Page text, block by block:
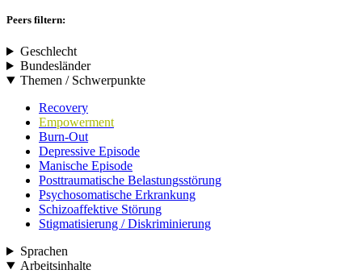
Peers filtern:
Geschlecht
Bundesländer
Themen / Schwerpunkte
Recovery
Empowerment
Burn-Out
Depressive Episode
Manische Episode
Posttraumatische Belastungsstörung
Psychosomatische Erkrankung
Schizoaffektive Störung
Stigmatisierung / Diskriminierung
Sprachen
Arbeitsinhalte